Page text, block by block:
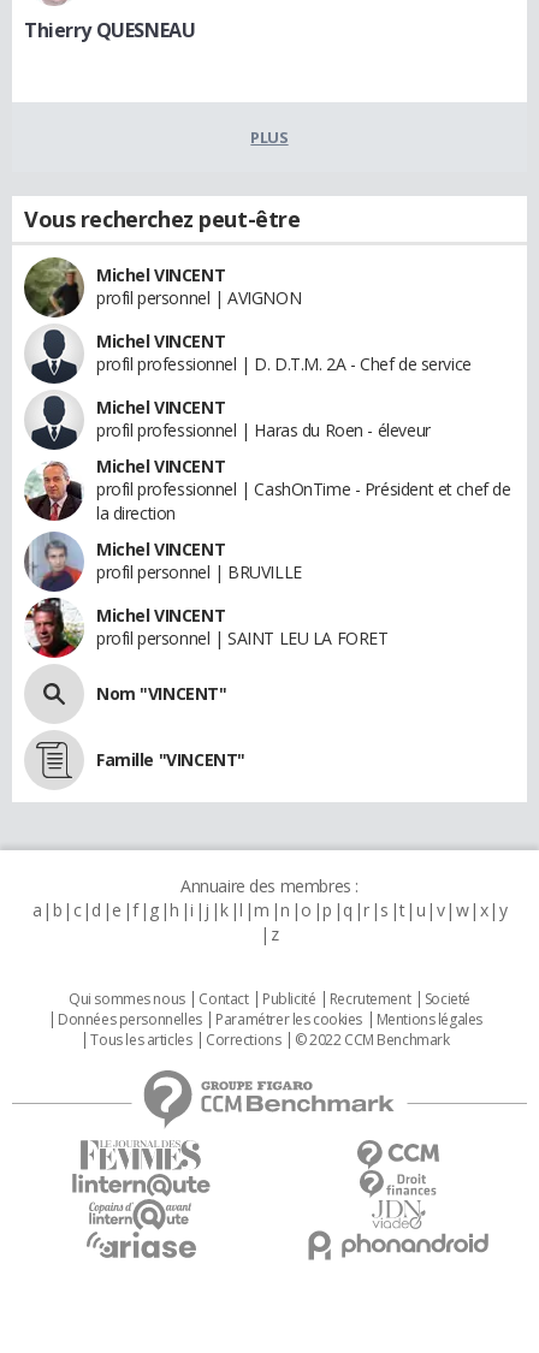
Thierry QUESNEAU
PLUS
Vous recherchez peut-être
Michel VINCENT
profil personnel | AVIGNON
Michel VINCENT
profil professionnel | D. D.T.M. 2A - Chef de service
Michel VINCENT
profil professionnel | Haras du Roen - éleveur
Michel VINCENT
profil professionnel | CashOnTime - Président et chef de
la direction
Michel VINCENT
profil personnel | BRUVILLE
Michel VINCENT
profil personnel | SAINT LEU LA FORET
Nom "VINCENT"
Famille "VINCENT"
Annuaire des membres :
a b c d e f g h i j k l m n o p q r s t u v w x y
z
Qui sommes nous Contact Publicité Recrutement
Societé
Données personnelles
Paramétrer les cookies
Mentions légales
Tous les articles
Corrections © 2022 CCM Benchmark